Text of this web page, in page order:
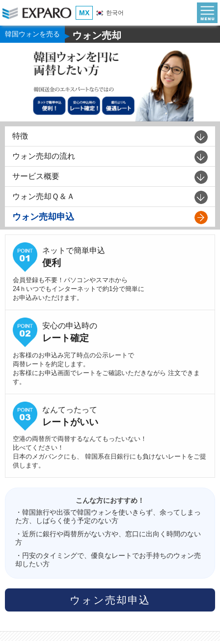
MX 한국어
韓国ウォンを売る ▶ウォン売却
特徴
ウォン売却の流れ
サービス概要
ウォン売却Ｑ＆Ａ
ウォン売却申込
ネットで簡単申込
便利
会員登録も不要！パソコンやスマホから
24ｈいつでもインターネットで約1分で簡単に
お申込みいただけます。
安心の申込時の
レート確定
お客様のお申込み完了時点の公示レートで
両替レートを約定します。
お客様にお申込画面でレートをご確認いただきながら 注文できま
す。
なんてったって
レートがいい
空港の両替所で両替するなんてもったいない！
比べてください！
日本のメガバンクにも、 韓国系在日銀行にも負けないレートをご提
供します。
こんな方におすすめ！
・韓国旅行や出張で韓国ウォンを使いきらず、余ってしまっ
た方、しばらく使う予定のない方
・近所に銀行や両替所がない方や、窓口に出向く時間のない
方
・円安のタイミングで、優良なレートでお手持ちのウォン売
却したい方
ウォン売却申込